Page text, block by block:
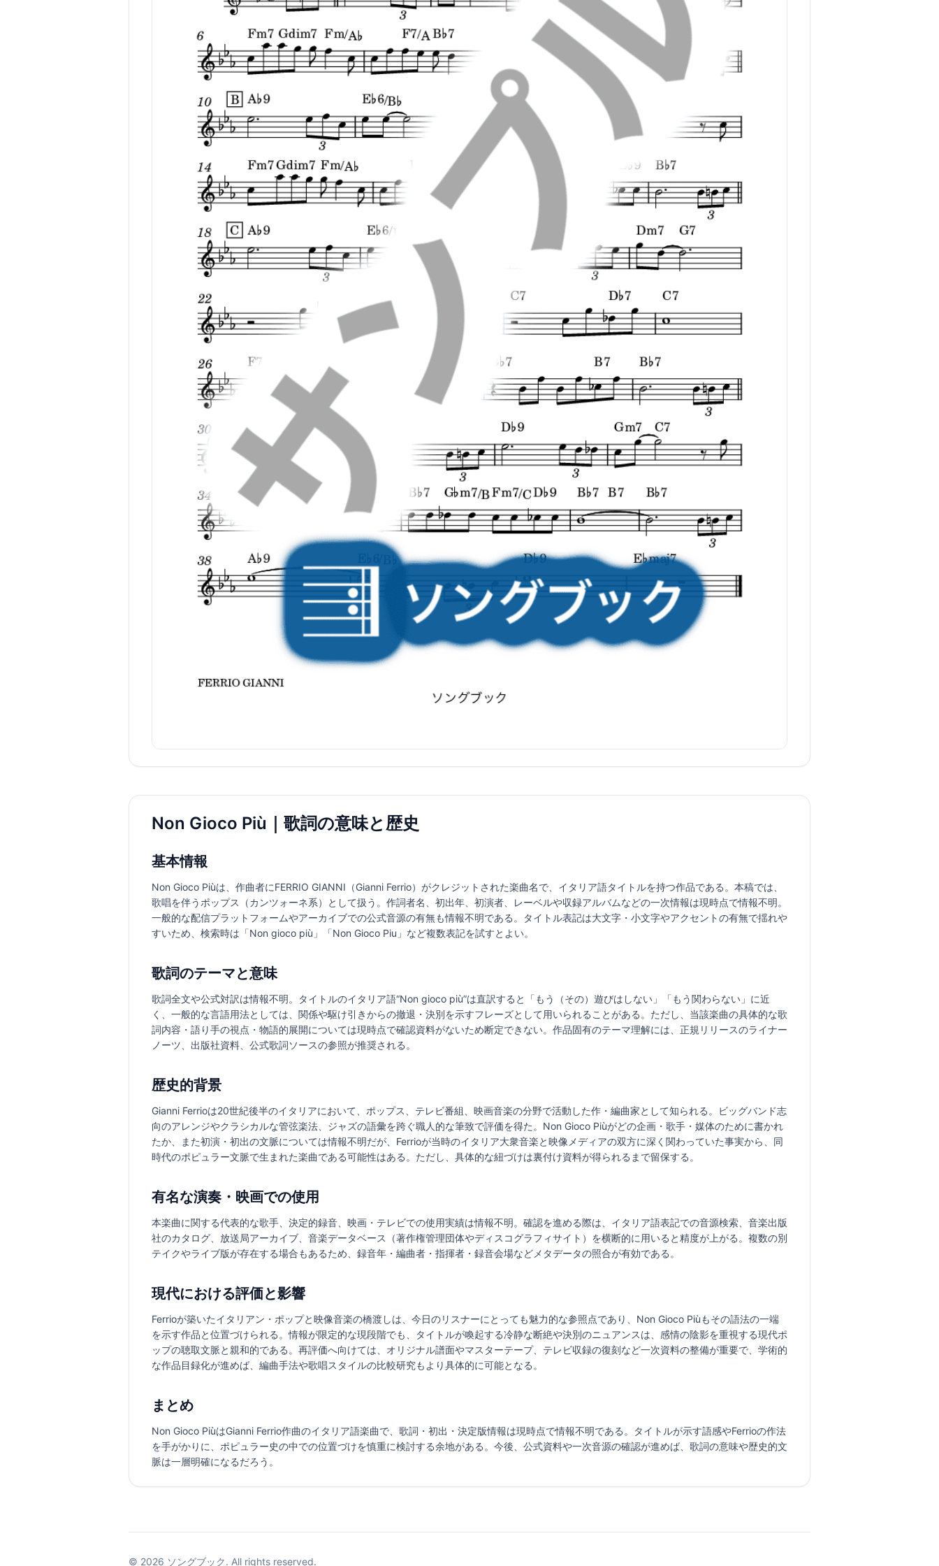
Non Gioco Più｜歌詞の意味と歴史
基本情報
Non Gioco Piùは、作曲者にFERRIO GIANNI（Gianni Ferrio）がクレジットされた楽曲名で、イタリア語タイトルを持つ作品である。本稿では、
歌唱を伴うポップス（カンツォーネ系）として扱う。作詞者名、初出年、初演者、レーベルや収録アルバムなどの一次情報は現時点で情報不明。
一般的な配信プラットフォームやアーカイブでの公式音源の有無も情報不明である。タイトル表記は大文字・小文字やアクセントの有無で揺れや
すいため、検索時は「Non gioco più」「Non Gioco Piu」など複数表記を試すとよい。
歌詞のテーマと意味
歌詞全文や公式対訳は情報不明。タイトルのイタリア語“Non gioco più”は直訳すると「もう（その）遊びはしない」「もう関わらない」に近
く、一般的な言語用法としては、関係や駆け引きからの撤退・決別を示すフレーズとして用いられることがある。ただし、当該楽曲の具体的な歌
詞内容・語り手の視点・物語的展開については現時点で確認資料がないため断定できない。作品固有のテーマ理解には、正規リリースのライナー
ノーツ、出版社資料、公式歌詞ソースの参照が推奨される。
歴史的背景
Gianni Ferrioは20世紀後半のイタリアにおいて、ポップス、テレビ番組、映画音楽の分野で活動した作・編曲家として知られる。ビッグバンド志
向のアレンジやクラシカルな管弦楽法、ジャズの語彙を跨ぐ職人的な筆致で評価を得た。Non Gioco Piùがどの企画・歌手・媒体のために書かれ
たか、また初演・初出の文脈については情報不明だが、Ferrioが当時のイタリア大衆音楽と映像メディアの双方に深く関わっていた事実から、同
時代のポピュラー文脈で生まれた楽曲である可能性はある。ただし、具体的な紐づけは裏付け資料が得られるまで留保する。
有名な演奏・映画での使用
本楽曲に関する代表的な歌手、決定的録音、映画・テレビでの使用実績は情報不明。確認を進める際は、イタリア語表記での音源検索、音楽出版
社のカタログ、放送局アーカイブ、音楽データベース（著作権管理団体やディスコグラフィサイト）を横断的に用いると精度が上がる。複数の別
テイクやライブ版が存在する場合もあるため、録音年・編曲者・指揮者・録音会場などメタデータの照合が有効である。
現代における評価と影響
Ferrioが築いたイタリアン・ポップと映像音楽の橋渡しは、今日のリスナーにとっても魅力的な参照点であり、Non Gioco Piùもその語法の一端
を示す作品と位置づけられる。情報が限定的な現段階でも、タイトルが喚起する冷静な断絶や決別のニュアンスは、感情の陰影を重視する現代ポ
ップの聴取文脈と親和的である。再評価へ向けては、オリジナル譜面やマスターテープ、テレビ収録の復刻など一次資料の整備が重要で、学術的
な作品目録化が進めば、編曲手法や歌唱スタイルの比較研究もより具体的に可能となる。
まとめ
Non Gioco PiùはGianni Ferrio作曲のイタリア語楽曲で、歌詞・初出・決定版情報は現時点で情報不明である。タイトルが示す語感やFerrioの作法
を手がかりに、ポピュラー史の中での位置づけを慎重に検討する余地がある。今後、公式資料や一次音源の確認が進めば、歌詞の意味や歴史的文
脈は一層明確になるだろう。
© 2026 ソングブック. All rights reserved.